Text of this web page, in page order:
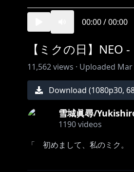
00:00/00:00
【ミクの日】NEO
11,562views · Uploaded Mar
Download (1080p30,
雪城眞尋/
1190videos
「 初めまして、私のミク。
•◦✦ː──────────